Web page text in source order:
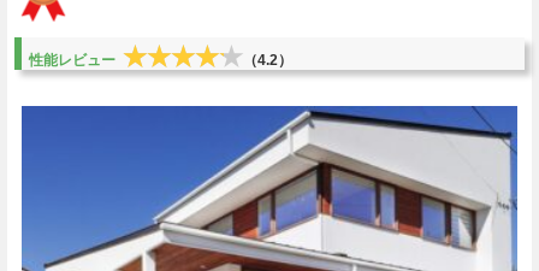
性能レビュー ★★★★★
★★★★★ （4.2）